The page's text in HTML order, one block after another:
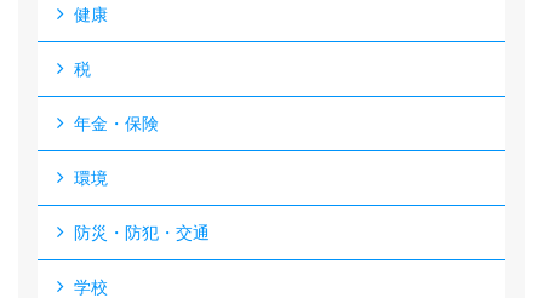
健康
税
年金・保険
環境
防災・防犯・交通
学校